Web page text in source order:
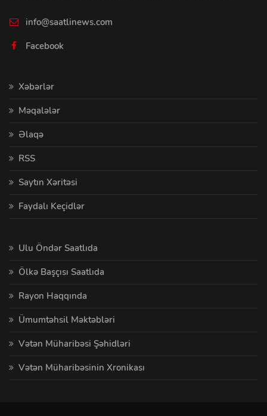
info@saatlinews.com
Facebook
Xəbərlər
Məqalələr
Əlaqə
RSS
Saytın Xəritəsi
Faydalı Keçidlər
Ulu Öndər Saatlıda
Ölkə Başçısı Saatlıda
Rayon Haqqında
Ümumtəhsil Məktəbləri
Vətən Müharibəsi Şəhidləri
Vətən Müharibəsinin Xronikası